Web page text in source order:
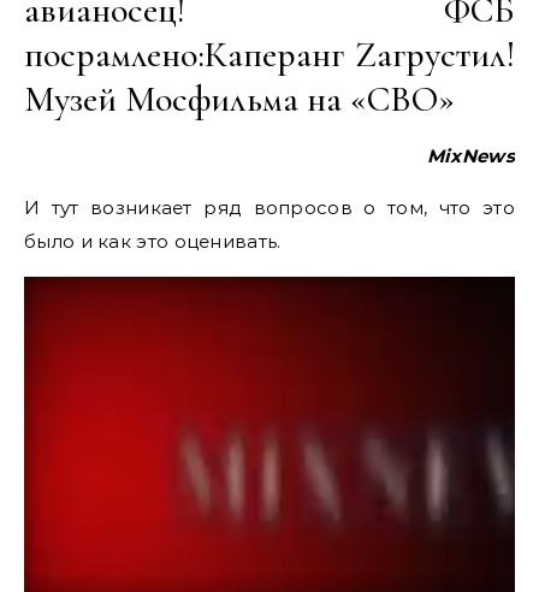
авианосец! ФСБ
посрамлено:Каперанг Zагрустил!
Музей Мосфильма на «СВО»
MixNews
И тут возникает ряд вопросов о том, что это
было и как это оценивать.